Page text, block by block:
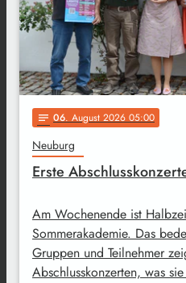
notes 06. August 2026 05:00
Neuburg
Erste
Am Wochenende ist
Sommerakademie. Das
Gruppen und Teilnehmer
Abschlusskonzerten, was